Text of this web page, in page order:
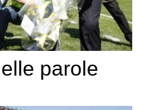
parole